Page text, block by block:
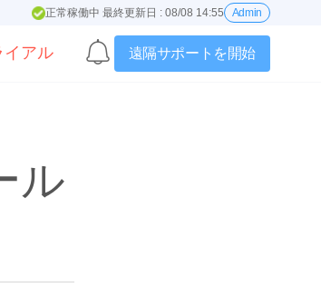
正常稼働中 最終更新日 : 08/08 14:55 Admin
イアル 遠隔サポートを開始
ル